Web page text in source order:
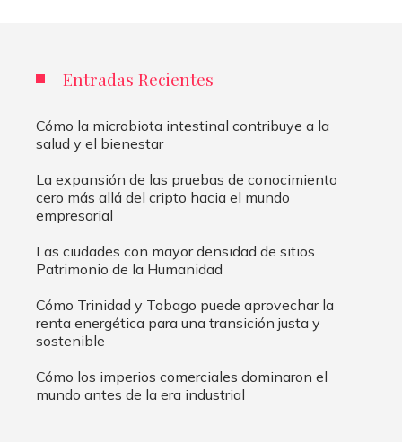
Entradas Recientes
Cómo la microbiota intestinal contribuye a la
salud y el bienestar
La expansión de las pruebas de conocimiento
cero más allá del cripto hacia el mundo
empresarial
Las ciudades con mayor densidad de sitios
Patrimonio de la Humanidad
Cómo Trinidad y Tobago puede aprovechar la
renta energética para una transición justa y
sostenible
Cómo los imperios comerciales dominaron el
mundo antes de la era industrial